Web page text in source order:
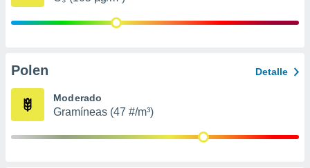
publicidad
Polen Detalle
Moderado
Gramíneas (47 #/m³)